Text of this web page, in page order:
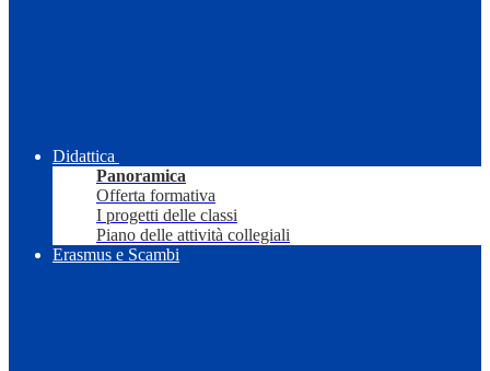
Didattica
Panoramica
Offerta formativa
I progetti delle classi
Piano delle attività collegiali
Erasmus e Scambi